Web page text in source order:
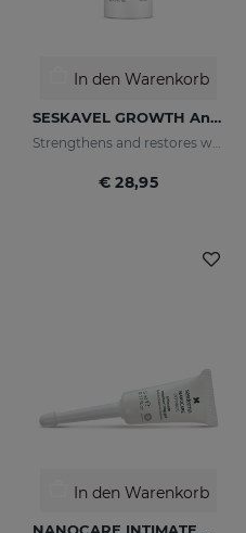
In den Warenkorb
SESKAVEL GROWTH Anti-Haarausfall-Lotion
€ 28,95
In den Warenkorb